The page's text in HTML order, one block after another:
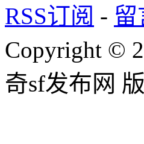
RSS订阅 - 留
Copyright ©
奇sf发布网